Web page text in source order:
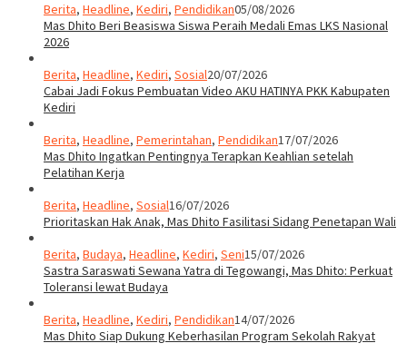
Berita, Headline, Kediri, Pendidikan05/08/2026
Mas Dhito Beri Beasiswa Siswa Peraih Medali Emas LKS Nasional
2026
Berita, Headline, Kediri, Sosial20/07/2026
Cabai Jadi Fokus Pembuatan Video AKU HATINYA PKK Kabupaten
Kediri
Berita, Headline, Pemerintahan, Pendidikan17/07/2026
Mas Dhito Ingatkan Pentingnya Terapkan Keahlian setelah
Pelatihan Kerja
Berita, Headline, Sosial16/07/2026
Prioritaskan Hak Anak, Mas Dhito Fasilitasi Sidang Penetapan Wali
Berita, Budaya, Headline, Kediri, Seni15/07/2026
Sastra Saraswati Sewana Yatra di Tegowangi, Mas Dhito: Perkuat
Toleransi lewat Budaya
Berita, Headline, Kediri, Pendidikan14/07/2026
Mas Dhito Siap Dukung Keberhasilan Program Sekolah Rakyat